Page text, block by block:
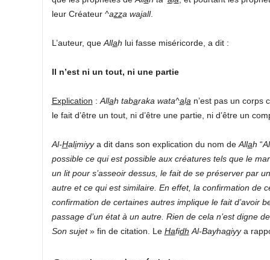
leur Créateur ^azza wajall.
L’auteur, queAllah lui fasse miséricorde, a dit :
Il n’est ni un tout, ni une partie
Explication :Allah tabaraka wata^alan’est pas un corps
le fait d’être un tout, ni d’être une partie, ni d’être un
Al-Halimiyya dit dans son explication du nom deAllah “
possible ce qui est possible aux créatures tels que le
un lit pour s’asseoir dessus, le fait de se préserver par
autre et ce qui est similaire. En effet, la confirmation de
confirmation de certaines autres implique le fait d’avoir
passage d’un état à un autre. Rien de cela n’est digne
Son sujet» fin de citation. Le Hafidh Al-Bayhaqiyya